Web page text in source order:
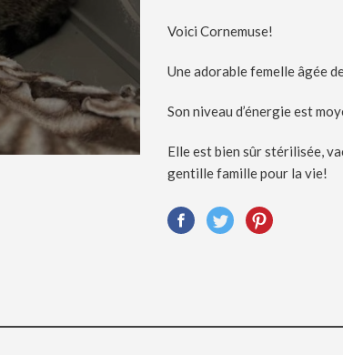
Voici Cornemuse!
Une adorable femelle âgée
Son niveau d’énergie est
Elle est bien sûr stérilisée,
gentille famille pour la vie!